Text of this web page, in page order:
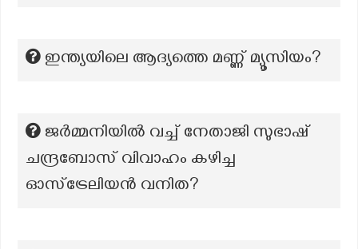
ഇന്ത്യയിലെ ആദ്യത്തെ മണ്ണ് മ്യൂസിയം?
ജർമ്മനിയിൽ വച്ച് നേതാജി സുഭാഷ്
ചന്ദ്രബോസ് വിവാഹം കഴിച്ച
ഓസ്ട്രേലിയൻ വനിത?